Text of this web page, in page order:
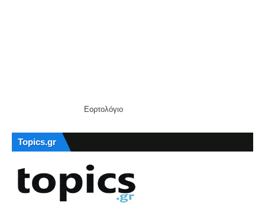
Εορτολόγιο
Topics.gr